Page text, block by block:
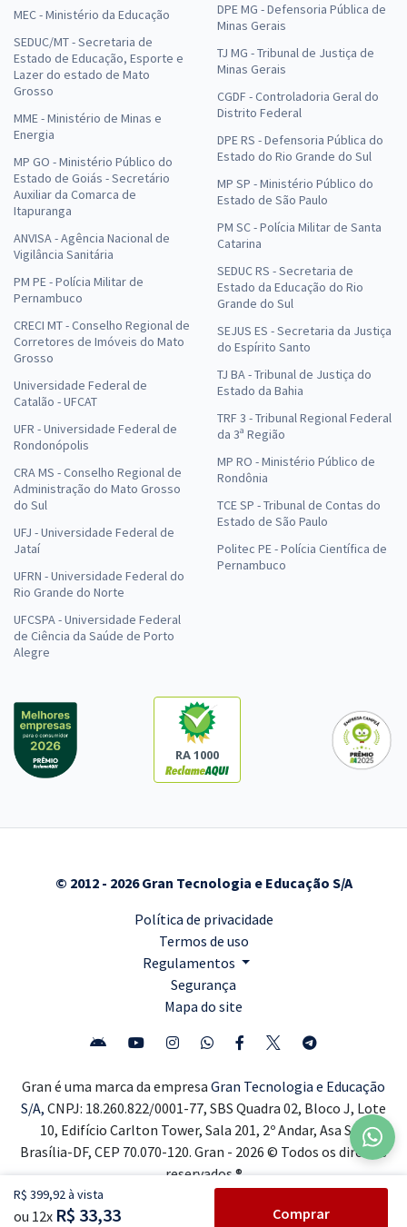
R$ 399,92 à vista
ou 12x R$ 33,33 Comprar
MEC - Ministério da Educação
SEDUC/MT - Secretaria de
Estado de Educação, Esporte e
Lazer do estado de Mato
Grosso
MME - Ministério de Minas e
Energia
MP GO - Ministério Público do
Estado de Goiás - Secretário
Auxiliar da Comarca de
Itapuranga
ANVISA - Agência Nacional de
Vigilância Sanitária
PM PE - Polícia Militar de
Pernambuco
CRECI MT - Conselho Regional de
Corretores de Imóveis do Mato
Grosso
Universidade Federal de
Catalão - UFCAT
UFR - Universidade Federal de
Rondonópolis
CRA MS - Conselho Regional de
Administração do Mato Grosso
do Sul
UFJ - Universidade Federal de
Jataí
UFRN - Universidade Federal do
Rio Grande do Norte
UFCSPA - Universidade Federal
de Ciência da Saúde de Porto
Alegre
DPE MG - Defensoria Pública de
Minas Gerais
TJ MG - Tribunal de Justiça de
Minas Gerais
CGDF - Controladoria Geral do
Distrito Federal
DPE RS - Defensoria Pública do
Estado do Rio Grande do Sul
MP SP - Ministério Público do
Estado de São Paulo
PM SC - Polícia Militar de Santa
Catarina
SEDUC RS - Secretaria de
Estado da Educação do Rio
Grande do Sul
SEJUS ES - Secretaria da Justiça
do Espírito Santo
TJ BA - Tribunal de Justiça do
Estado da Bahia
TRF 3 - Tribunal Regional Federal
da 3ª Região
MP RO - Ministério Público de
Rondônia
TCE SP - Tribunal de Contas do
Estado de São Paulo
Politec PE - Polícia Científica de
Pernambuco
RA 1000
© 2012 - 2026 Gran Tecnologia e Educação S/A
Política de privacidade
Termos de uso
Regulamentos
Segurança
Mapa do site
Gran é uma marca da empresa Gran Tecnologia e Educação
S/A, CNPJ: 18.260.822/0001-77, SBS Quadra 02, Bloco J, Lote
10, Edifício Carlton Tower, Sala 201, 2º Andar, Asa Sul,
Brasília-DF, CEP 70.070-120. Gran - 2026 © Todos os direitos
reservados ®